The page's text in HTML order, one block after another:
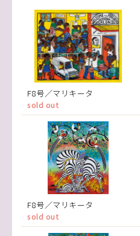
F8号／マリキータ
sold out
F8号／マリキータ
sold out